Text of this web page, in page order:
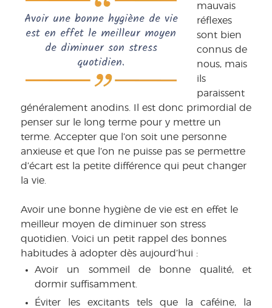
Avoir une bonne hygiène de vie
est en effet le meilleur moyen
de diminuer son stress
quotidien.
mauvais
réflexes
sont bien
connus de
nous, mais
ils
paraissent
généralement anodins. Il est donc primordial de
penser sur le long terme pour y mettre un
terme. Accepter que l’on soit une personne
anxieuse et que l’on ne puisse pas se permettre
d’écart est la petite différence qui peut changer
la vie.
Avoir une bonne hygiène de vie est en effet le
meilleur moyen de diminuer son stress
quotidien. Voici un petit rappel des bonnes
habitudes à adopter dès aujourd’hui :
Avoir un sommeil de bonne qualité, et
dormir suffisamment.
Éviter les excitants tels que la caféine, la